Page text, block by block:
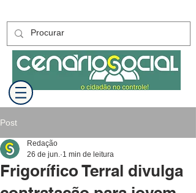
Post
Frigorífico Terral divulga
Redação
26 de jun. 1 min de leitura